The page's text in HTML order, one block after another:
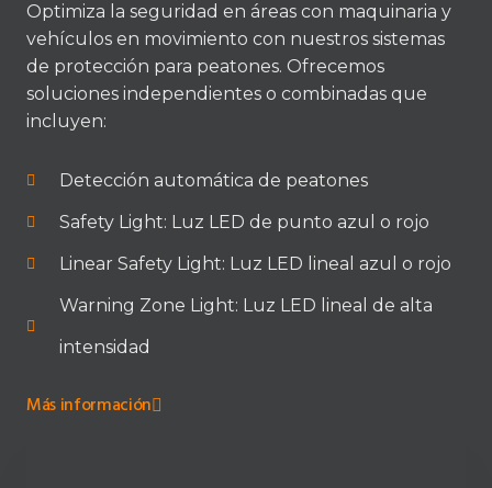
Optimiza la seguridad en áreas con maquinaria y
vehículos en movimiento con nuestros sistemas
de protección para peatones. Ofrecemos
soluciones independientes o combinadas que
incluyen:
Detección automática de peatones
Safety Light: Luz LED de punto azul o rojo
Linear Safety Light: Luz LED lineal azul o rojo
Warning Zone Light: Luz LED lineal de alta
intensidad
Más información